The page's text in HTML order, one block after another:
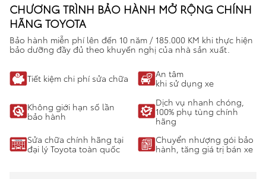
Dự toán chi phí
Đăng kí lái thử
Liên hệ Đại lý
CHƯƠNG TRÌNH BẢO HÀNH MỞ RỘNG CHÍNH
HÃNG TOYOTA
Bảo hành miễn phí lên đến 10 năm / 185.000 KM khi thực hiện
bảo dưỡng đầy đủ theo khuyến nghị của nhà sản xuất.
Tiết kiệm chi phí sửa chữa
An tâm
khi sử dụng xe
Không giới hạn số lần
bảo hành
Dịch vụ nhanh chóng,
100% phụ tùng chính
hãng
Sửa chữa chính hãng tại
đại lý Toyota toàn quốc
Chuyển nhượng gói bảo
hành, tăng giá trị bán xe